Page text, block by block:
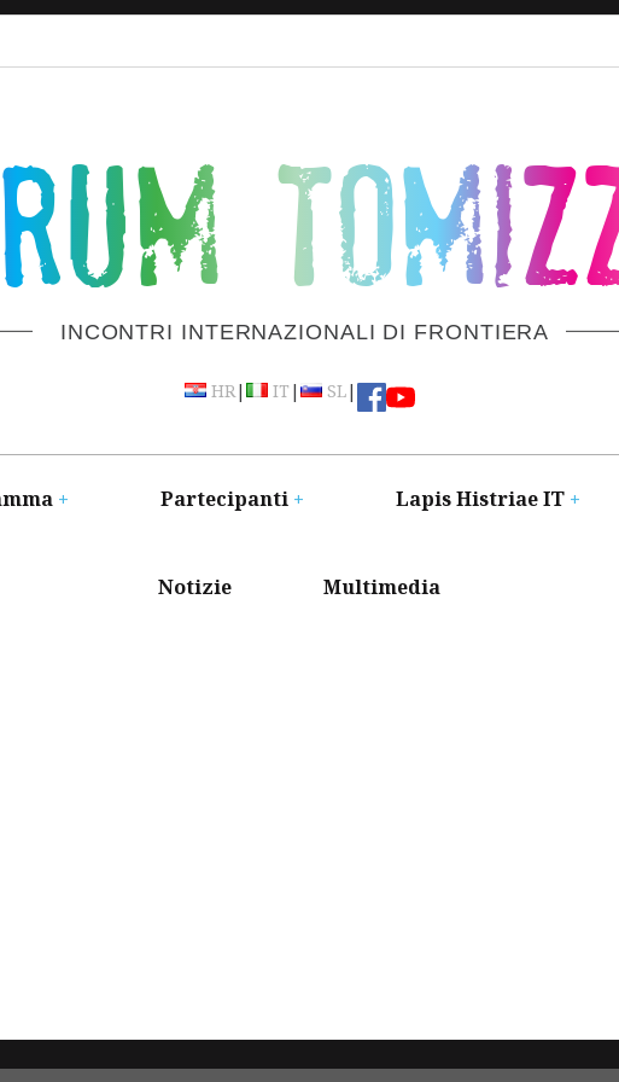
INCONTRI INTERNAZIONALI DI FRONTIERA
HR| IT | SL|
Partecipanti Lapis Histriae IT
Notizie Multimedia